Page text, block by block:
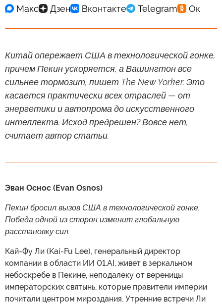
Китай опережает США в технологической гонке,
причем Пекин ускоряется, а Вашингтон все
сильнее тормозит, пишет The New Yorker. Это
касается практически всех отраслей — от
энергетики и автопрома до искусственного
интеллекта. Исход предрешен? Вовсе нет,
считает автор статьи.
Эван Оснос (Evan Osnos)
Пекин бросил вызов США в технологической гонке.
Победа одной из сторон изменит глобальную
расстановку сил.
Кай-Фу Ли (Kai-Fu Lee), генеральный директор
компании в области ИИ 01.AI, живет в зеркальном
небоскребе в Пекине, неподалеку от вереницы
императорских святынь, которые правители империи
почитали центром мироздания. Утренние встречи Ли